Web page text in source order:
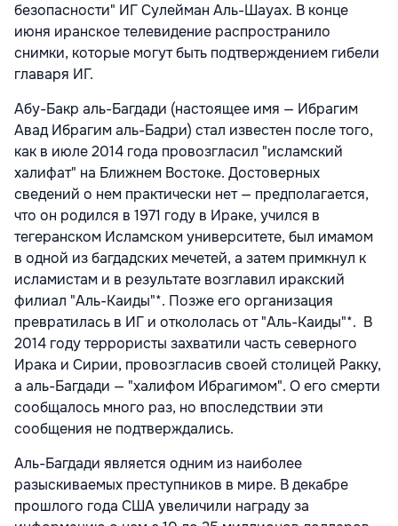
безопасности" ИГ Сулейман Аль-Шауах. В конце
июня иранское телевидение распространило
снимки, которые могут быть подтверждением гибели
главаря ИГ.
Абу-Бакр аль-Багдади (настоящее имя — Ибрагим
Авад Ибрагим аль-Бадри) стал известен после того,
как в июле 2014 года провозгласил "исламский
халифат" на Ближнем Востоке. Достоверных
сведений о нем практически нет — предполагается,
что он родился в 1971 году в Ираке, учился в
тегеранском Исламском университете, был имамом
в одной из багдадских мечетей, а затем примкнул к
исламистам и в результате возглавил иракский
филиал "Аль-Каиды"*. Позже его организация
превратилась в ИГ и откололась от "Аль-Каиды"*. В
2014 году террористы захватили часть северного
Ирака и Сирии, провозгласив своей столицей Ракку,
а аль-Багдади — "халифом Ибрагимом". О его смерти
сообщалось много раз, но впоследствии эти
сообщения не подтверждались.
Аль-Багдади является одним из наиболее
разыскиваемых преступников в мире. В декабре
прошлого года США увеличили награду за